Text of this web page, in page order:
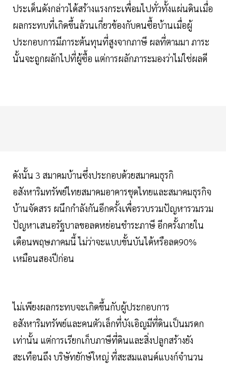
ประเด็นดังกล่าวได้สร้างแรงกระเพื่อมไปทั่วทั้งแผ่นดินเมื่อ
ผลกระทบที่เกิดขึ้นล้วนเกี่ยวข้องกับคนซื้อบ้านเมื่อผู้
ประกอบการมีภาระต้นทุนที่สูงจากภาษี ผลที่ตามมา ภาระ
นั้นจะถูกผลักไปที่ผู้ซื้อ แต่การผลักภาระมองว่าไม่ใช่ผลดี
ดังนั้น 3 สมาคมบ้านซึ่งประกอบด้วยสมาคมธุรกิ
อสังหาริมทรัพย์ไทยสมาคมอาคารชุดไทยและสมาคมธุรกิจ
บ้านจัดสรร ผนึกกำลังกันอีกครั้งเพื่อรวบรวมปัญหารวมรวม
ปัญหาเสนอรัฐบาลขอลดหย่อนชำระภาษี อีกครั้งภายใน
เดือนพฤษภาคมนี้ ไม่ว่าจะแบบขั้นบันได้หรือลด90%
เหมือนสองปีก่อน
ไม่เพียงผลกระทบจะเกิดขึ้นกับผู้ประกอบการ
อสังหาริมทรัพย์และคนตัวเล็กที่บังเอิญมีที่ดินเป็นมรดก
เท่านั้น แต่การเรียกเก็บภาษีที่ดินและสิ่งปลูกสร้างยัง
สะเทือนถึง บริษัทยักษ์ใหญ่ ที่สะสมแลนด์แบงก์จำนวน